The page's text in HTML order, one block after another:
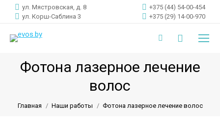
ул. Мястровская, д. 8
+375 (44) 54-00-454
ул. Корш-Саблина 3
+375 (29) 14-00-970
Поиск:
opens
new
Фотона лазерное лечение
волос
Вы здесь:
Главная Наши работы Фотона лазерное лечение волос